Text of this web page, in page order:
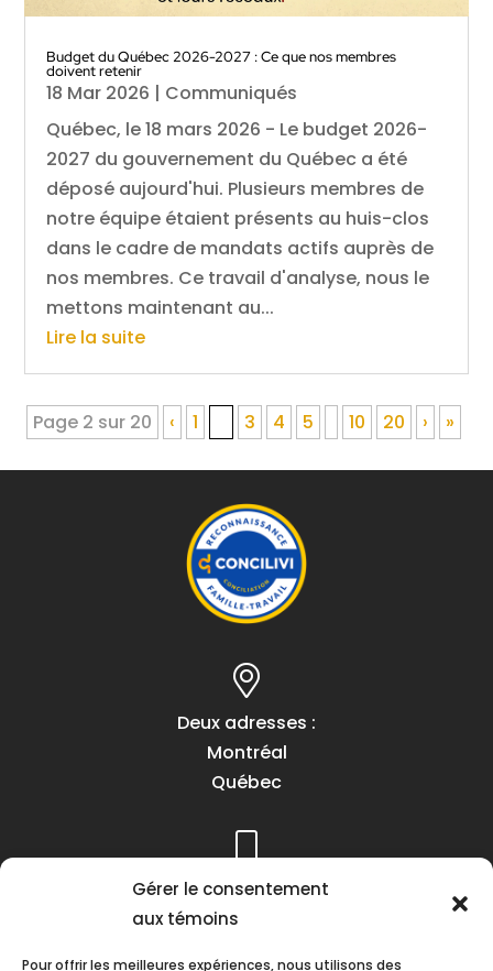
Gérer le consentement
aux témoins
Pour offrir les meilleures expériences, nous utilisons des
Budget du Québec 2026-2027 : Ce que nos membres
doivent retenir
18 Mar 2026 | Communiqués
Québec, le 18 mars 2026 - Le budget 2026-
2027 du gouvernement du Québec a été
déposé aujourd'hui. Plusieurs membres de
notre équipe étaient présents au huis-clos
dans le cadre de mandats actifs auprès de
nos membres. Ce travail d'analyse, nous le
mettons maintenant au...
Lire la suite
Page 2 sur 20 ‹ 1 3 4 5 10 20 › »
Deux adresses :
Montréal
Québec
Téléphone :
(418) 622-1001